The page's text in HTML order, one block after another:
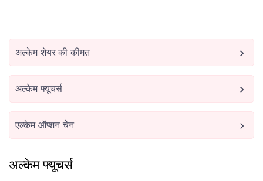
अल्केम शेयर की कीमत
अल्केम फ्यूचर्स
एल्केम ऑप्शन चेन
अल्केम फ्यूचर्स